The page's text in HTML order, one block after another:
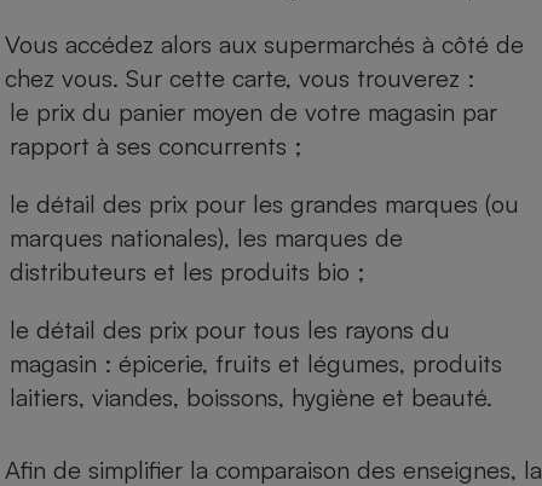
Vous accédez alors aux supermarchés à côté de
chez vous. Sur cette carte, vous trouverez :
le prix du panier moyen de votre magasin par
rapport à ses concurrents ;
le détail des prix pour les grandes marques (ou
marques nationales), les marques de
distributeurs et les produits bio ;
le détail des prix pour tous les rayons du
magasin : épicerie, fruits et légumes, produits
laitiers, viandes, boissons, hygiène et beauté.
Afin de simplifier la comparaison des enseignes, la